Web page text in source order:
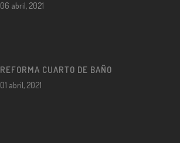
06 abril, 2021
REFORMA CUARTO DE BAÑO
01 abril, 2021